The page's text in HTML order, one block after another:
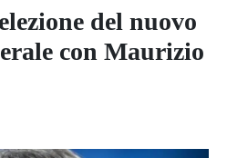
del nuovo
con Maurizio